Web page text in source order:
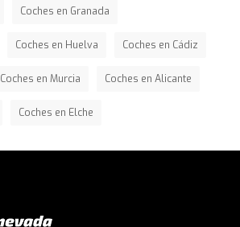
Coches en Granada
Coches en Huelva Coches en Cádiz
Coches en Murcia Coches en Alicante
Coches en Elche